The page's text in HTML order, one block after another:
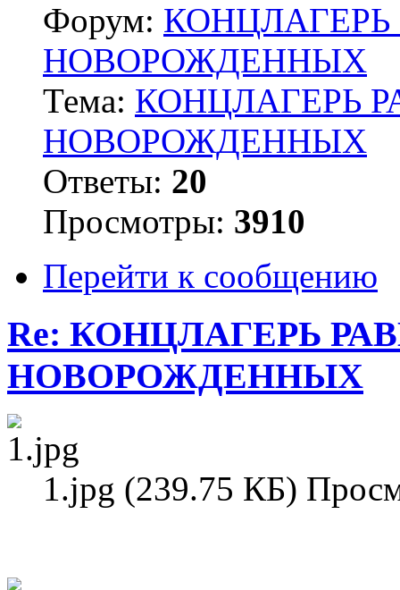
Форум:
НОВОРОЖДЕННЫХ
Тема: КОНЦЛАГЕРЬ
НОВОРОЖДЕННЫХ
Ответы: 20
Просмотры: 3910
Перейти к сообщению
Re: КОНЦЛАГЕРЬ
НОВОРОЖДЕННЫХ
1.jpg (239.75 КБ)